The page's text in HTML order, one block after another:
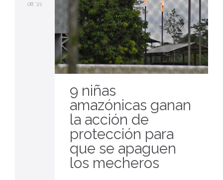
08 '21
9 niñas
amazónicas ganan
la acción de
protección para
que se apaguen
los mecheros